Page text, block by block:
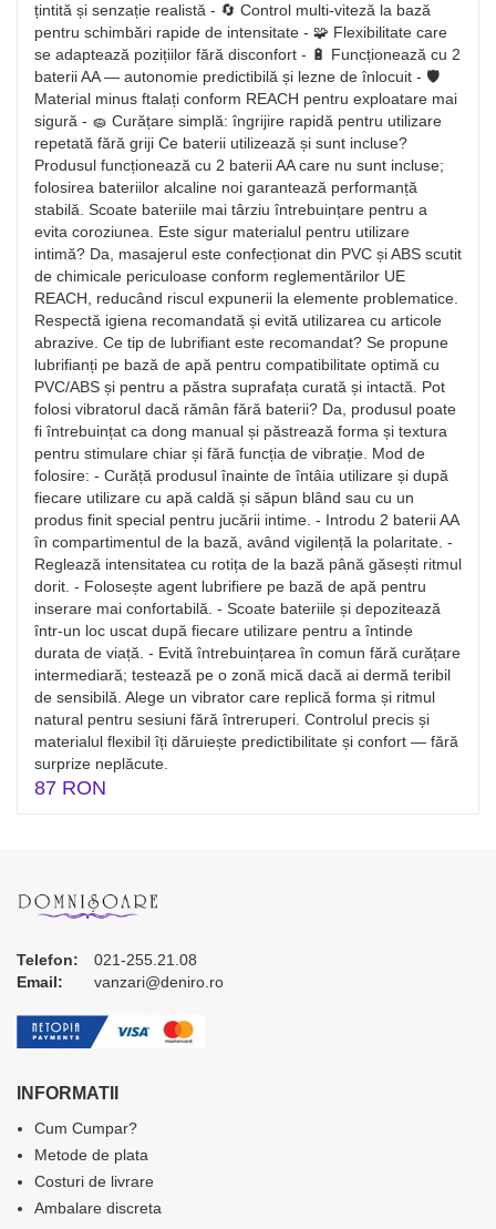
țintită și senzație realistă - 🔄 Control multi-viteză la bază
pentru schimbări rapide de intensitate - 🧩 Flexibilitate care
se adaptează pozițiilor fără disconfort - 🔋 Funcționează cu 2
baterii AA — autonomie predictibilă și lezne de înlocuit - 🛡️
Material minus ftalați conform REACH pentru exploatare mai
sigură - 🧽 Curățare simplă: îngrijire rapidă pentru utilizare
repetată fără griji Ce baterii utilizează și sunt incluse?
Produsul funcționează cu 2 baterii AA care nu sunt incluse;
folosirea bateriilor alcaline noi garantează performanță
stabilă. Scoate bateriile mai târziu întrebuințare pentru a
evita coroziunea. Este sigur materialul pentru utilizare
intimă? Da, masajerul este confecționat din PVC și ABS scutit
de chimicale periculoase conform reglementărilor UE
REACH, reducând riscul expunerii la elemente problematice.
Respectă igiena recomandată și evită utilizarea cu articole
abrazive. Ce tip de lubrifiant este recomandat? Se propune
lubrifianți pe bază de apă pentru compatibilitate optimă cu
PVC/ABS și pentru a păstra suprafața curată și intactă. Pot
folosi vibratorul dacă rămân fără baterii? Da, produsul poate
fi întrebuințat ca dong manual și păstrează forma și textura
pentru stimulare chiar și fără funcția de vibrație. Mod de
folosire: - Curăță produsul înainte de întâia utilizare și după
fiecare utilizare cu apă caldă și săpun blând sau cu un
produs finit special pentru jucării intime. - Introdu 2 baterii AA
în compartimentul de la bază, având vigilență la polaritate. -
Reglează intensitatea cu rotița de la bază până găsești ritmul
dorit. - Folosește agent lubrifiere pe bază de apă pentru
inserare mai confortabilă. - Scoate bateriile și depozitează
într-un loc uscat după fiecare utilizare pentru a întinde
durata de viață. - Evită întrebuințarea în comun fără curățare
intermediară; testează pe o zonă mică dacă ai dermă teribil
de sensibilă. Alege un vibrator care replică forma și ritmul
natural pentru sesiuni fără întreruperi. Controlul precis și
materialul flexibil îți dăruiește predictibilitate și confort — fără
surprize neplăcute.
87 RON
Telefon:
021-255.21.08
Email:
vanzari@deniro.ro
INFORMATII
Cum Cumpar?
Metode de plata
Costuri de livrare
Ambalare discreta